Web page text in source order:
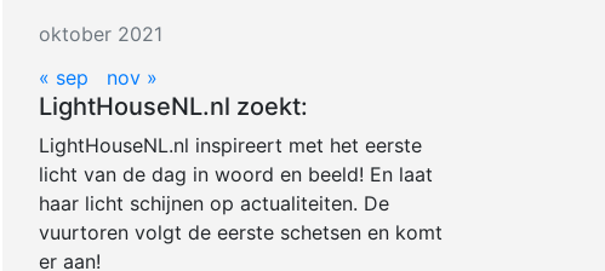
oktober 2021
« sep nov »
LightHouseNL.nl zoekt:
LightHouseNL.nl inspireert met het eerste
licht van de dag in woord en beeld! En laat
haar licht schijnen op actualiteiten. De
vuurtoren volgt de eerste schetsen en komt
er aan!